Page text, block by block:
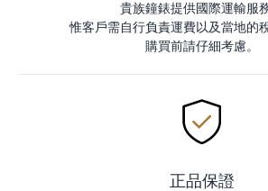
貴族鐘錶提供國際運輸服務
惟客戶需自行負責運費以及當地的
購買前請仔細考慮。
正品保證